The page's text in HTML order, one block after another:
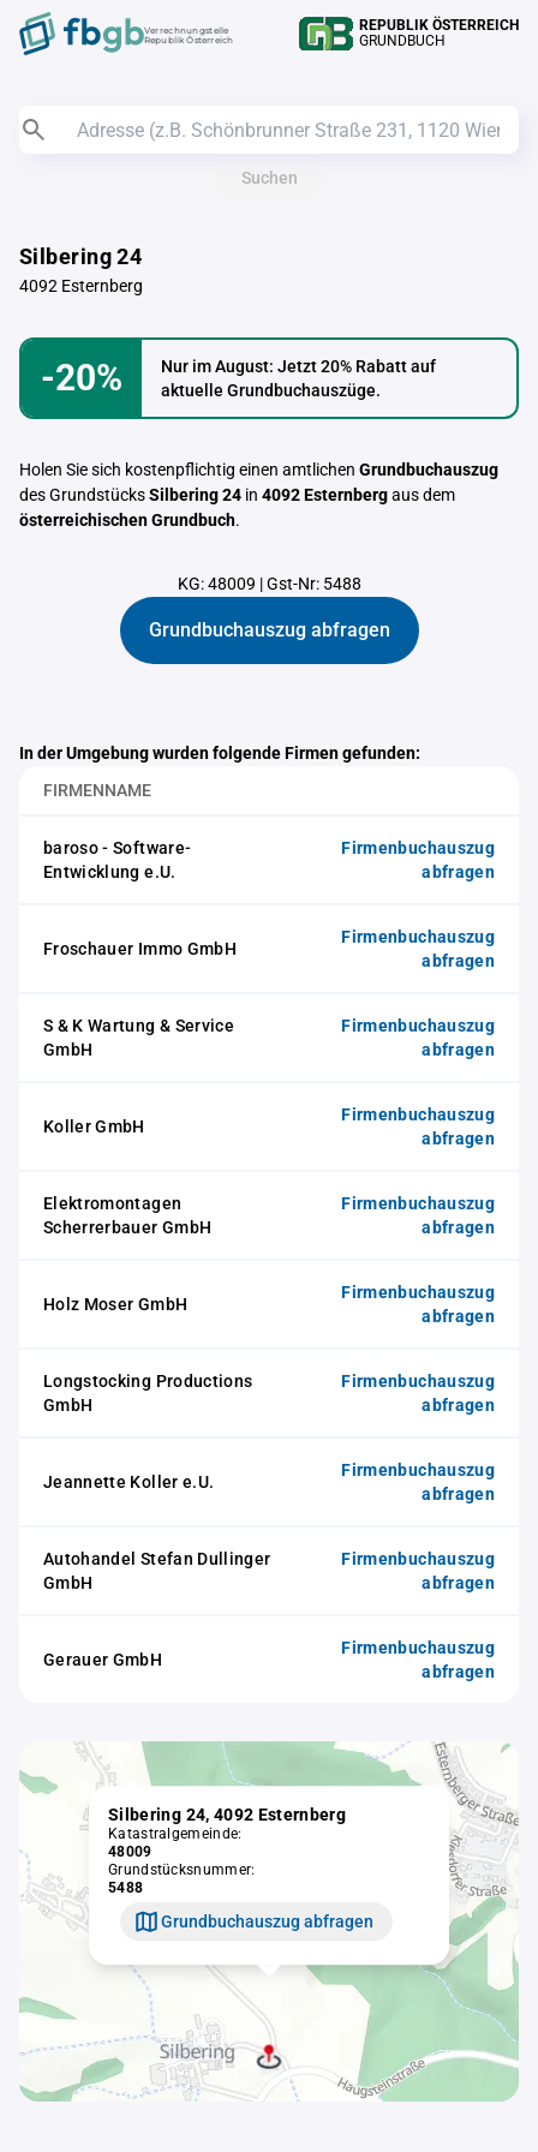
Verrechnungstelle
Republik Österreich
REPUBLIK ÖSTERREICH
GRUNDBUCH
Suchen
Silbering 24
4092 Esternberg
-20%
Nur im August: Jetzt 20% Rabatt auf
aktuelle Grundbuchauszüge.
Holen Sie sich kostenpflichtig einen amtlichen Grundbuchauszug
des GrundstücksSilbering 24 in 4092 Esternbergaus dem
österreichischen Grundbuch.
KG: 48009 |Gst-Nr: 5488
Grundbuchauszug abfragen
In der Umgebung wurden folgende Firmen gefunden:
FIRMENNAME
baroso - Software-
Entwicklung e.U.
Firmenbuchauszug
abfragen
Froschauer Immo GmbH
Firmenbuchauszug
abfragen
S & K Wartung & Service
GmbH
Firmenbuchauszug
abfragen
Koller GmbH
Firmenbuchauszug
abfragen
Elektromontagen
Scherrerbauer GmbH
Firmenbuchauszug
abfragen
Holz Moser GmbH
Firmenbuchauszug
abfragen
Longstocking Productions
GmbH
Firmenbuchauszug
abfragen
Jeannette Koller e.U.
Firmenbuchauszug
abfragen
Autohandel Stefan Dullinger
GmbH
Firmenbuchauszug
abfragen
Gerauer GmbH
Firmenbuchauszug
abfragen
Silbering 24, 4092 Esternberg
Katastralgemeinde:
48009
Grundstücksnummer:
5488
Grundbuchauszug abfragen